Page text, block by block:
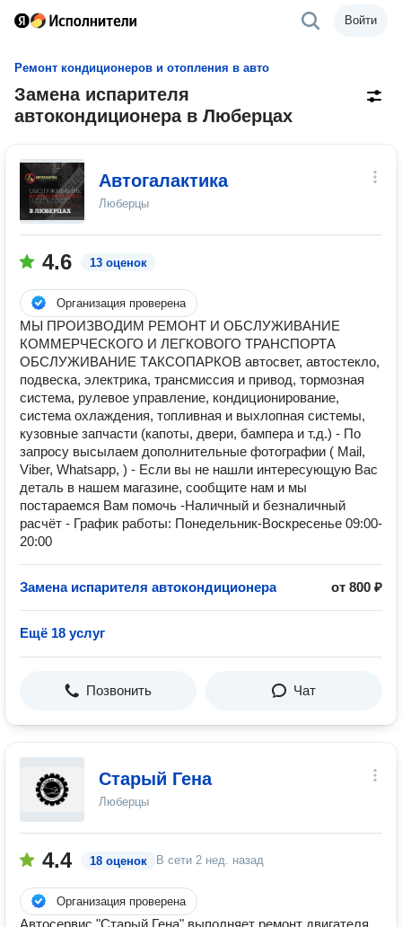
Войти
Ремонт кондиционеров и отопления в авто
Замена испарителя
автокондиционера в Люберцах
Автогалактика
Люберцы
4.6 13 оценок
Организация проверена
МЫ ПРОИЗВОДИМ РЕМОНТ И ОБСЛУЖИВАНИЕ
КОММЕРЧЕСКОГО И ЛЕГКОВОГО ТРАНСПОРТА
ОБСЛУЖИВАНИЕ ТАКСОПАРКОВ автосвет, автостекло,
подвеска, электрика, трансмиссия и привод, тормозная
система, рулевое управление, кондиционирование,
система охлаждения, топливная и выхлопная системы,
кузовные запчасти (капоты, двери, бампера и т.д.) - Пo
запpoсу выcылaем дополнительные фотoграфии ( Mаil,
Viber, Whаtsарp, ) - Если вы не нашли интересующую Вас
деталь в нашем магазине, сообщите нам и мы
постараемся Вам помочь -Наличный и безналичный
расчёт - График работы: Понедельник-Воскресенье 09:00-
20:00
Замена испарителя автокондиционера от 800 ₽
Ещё 18 услуг
Позвонить Чат
Старый Гена
Люберцы
4.4 18 оценок В сети 2 нед. назад
Организация проверена
Автосервис "Старый Гена" выполняет ремонт двигателя.